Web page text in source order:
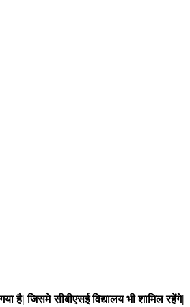
है| जिसमे सीबीएसई विद्यालय भी शामिल रहेंगे|